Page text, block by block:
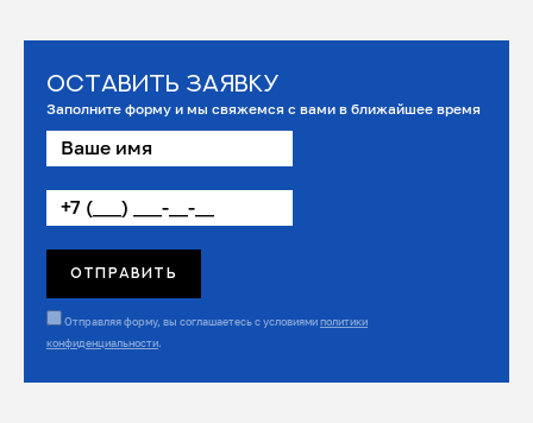
Оставить заявку
Заполните форму и мы свяжемся с вами в ближайшее время
Отправляя форму, вы соглашаетесь с условиямиполитики
конфиденциальности.